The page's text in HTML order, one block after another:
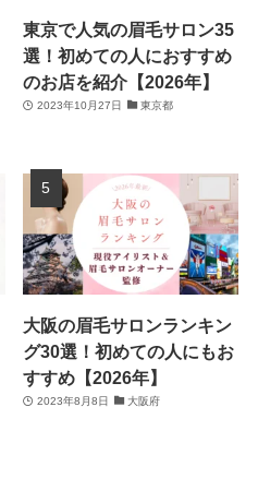
東京で人気の眉毛サロン35
選！初めての人におすすめ
のお店を紹介【2026年】
2023年10月27日 東京都
大阪の眉毛サロンランキン
グ30選！初めての人にもお
すすめ【2026年】
2023年8月8日 大阪府